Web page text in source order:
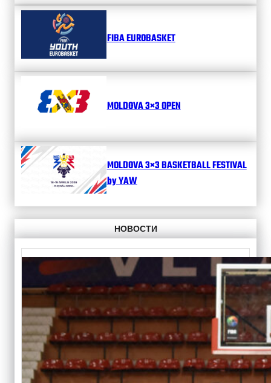
FIBA EUROBASKET
MOLDOVA 3×3 OPEN
MOLDOVA 3×3 BASKETBALL FESTIVAL
by YAW
НОВОСТИ